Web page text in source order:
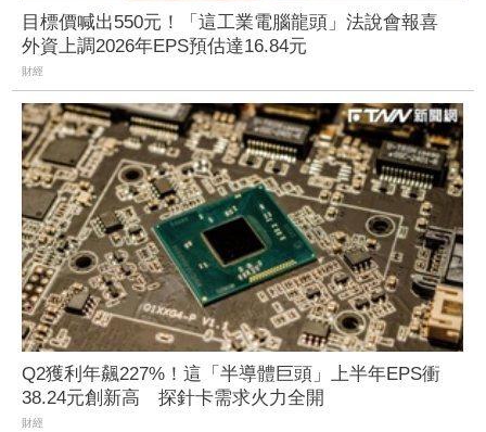
目標價喊出550元！「這工業電腦龍頭」法說會報喜
外資上調2026年EPS預估達16.84元
財經
Q2獲利年飆227%！這「半導體巨頭」上半年EPS衝
38.24元創新高 探針卡需求火力全開
財經